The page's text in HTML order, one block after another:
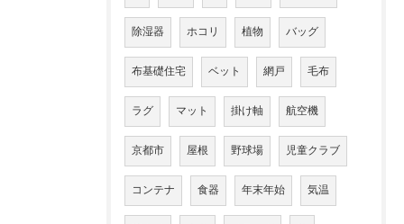
除湿器 ホコリ 植物 バッグ
布基礎住宅 ベット 網戸 毛布
ラグ マット 掛け軸 航空機
京都市 屋根 野球場 児童クラブ
コンテナ 食器 年末年始 気温